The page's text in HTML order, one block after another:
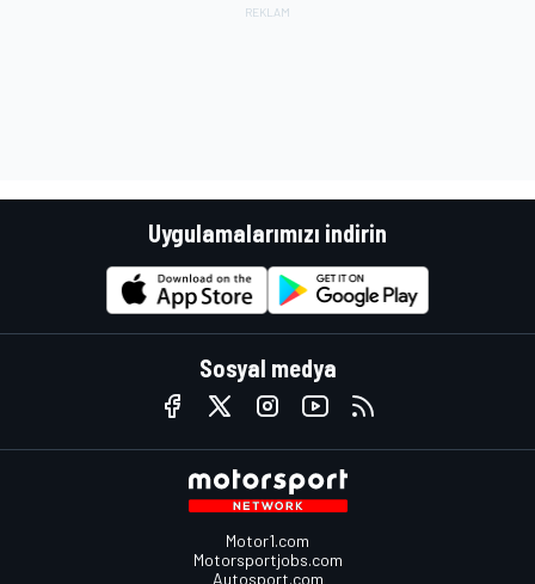
Uygulamalarımızı indirin
Sosyal medya
Motor1.com
Motorsportjobs.com
Autosport.com